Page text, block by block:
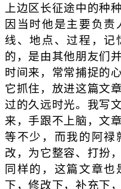
上边区长征途中的种
因当时他是主要负责
线、地点、过程，记
的，是由其他朋友们
时间来，常常捕捉的
它抓住，放进这篇文
过的久远时光。我写
来，手跟不上脑，文
等不少，而我的阿禄
改，为它整容、打扮
同样的，这篇文章也
下，修改下，补充下